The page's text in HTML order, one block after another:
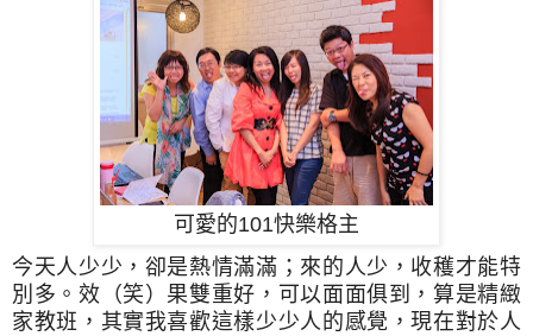
可愛的101快樂格主
今天人少少，卻是熱情滿滿；來的人少，收穫才能特
別多。效（笑）果雙重好，可以面面俱到，算是精緻
家教班，其實我喜歡這樣少少人的感覺，現在對於人